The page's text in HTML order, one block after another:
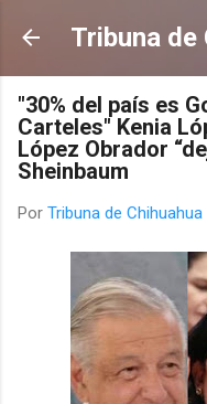
Ir al
Tribuna de
"30% del país es
Carteles" Kenia
López Obrador
Sheinbaum
Por Tribuna de Chihuahua